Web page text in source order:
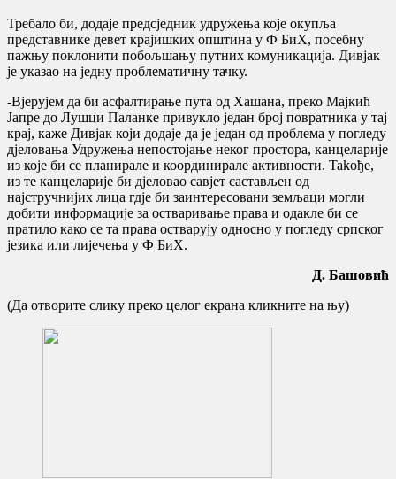
Требало би, додаје предсједник удружења које окупља
представнике девет крајишких општина у Ф БиХ, посебну
пажњу поклонити побољшању путних комуникација. Дивјак
је указао на једну проблематичну тачку.
-Вјерујем да би асфалтирање пута од Хашана, преко Мајкић
Јапре до Лушци Паланке привукло један број повратника у тај
крај, каже Дивјак који додаје да је један од проблема у погледу
дjеловања Удружења непостојање неког простора, канцеларије
из које би се планирале и коoрдинирале активности. Takoђе,
из те канцеларије би дjеловао савjет састављен од
најстручнијих лица гдје би заинтерeсовани земљаци могли
добити информације за остваривање права и одакле би се
пратило како се та права остварују односно у погледу српског
језика или лијечења у Ф БиХ.
Д. Башовић
(Да отворите слику преко целог екрана кликните на њу)